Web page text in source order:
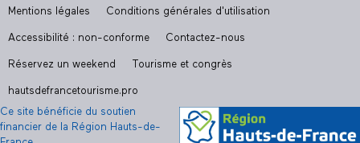
Mentions légales Conditions générales d'utilisation
Accessibilité : non-conforme Contactez-nous
Réservez un weekend Tourisme et congrès
hautsdefrancetourisme.pro
Ce site bénéficie du soutien
financier de la Région Hauts-de-